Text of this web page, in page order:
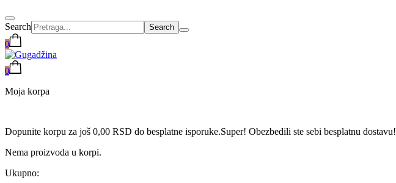
Search
0
0
Moja korpa
Dopunite korpu za još 0,00 RSD do besplatne isporuke.Super! Obezbedili ste sebi besplatnu dostavu!
Nema proizvoda u korpi.
Ukupno: